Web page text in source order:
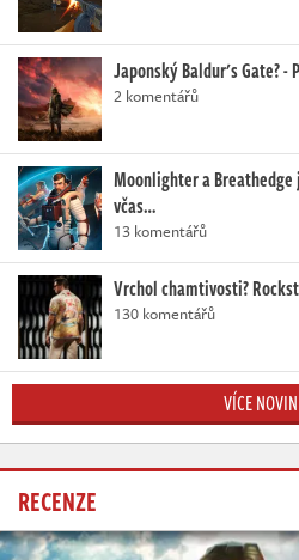
Japonský Baldur's Gate?
2 komentářů
Moonlighter a Breathedge
včas…
13 komentářů
Vrchol chamtivosti?
130 komentářů
VÍCE
RECENZE